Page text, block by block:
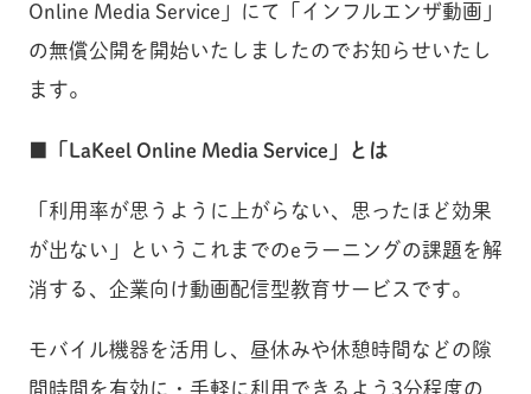
Online Media Service」にて「インフルエンザ動画」
の無償公開を開始いたしましたのでお知らせいたし
ます。
■「LaKeel Online Media Service」とは
「利用率が思うように上がらない、思ったほど効果
が出ない」というこれまでのeラーニングの課題を解
消する、企業向け動画配信型教育サービスです。
モバイル機器を活用し、昼休みや休憩時間などの隙
間時間を有効に・手軽に利用できるよう3分程度の